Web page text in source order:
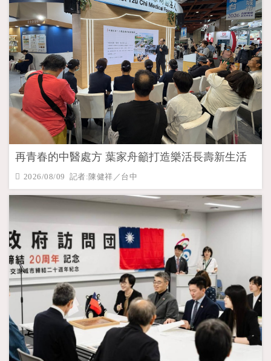
再青春的中醫處方 葉家舟籲打造樂活長壽新生活
2026/08/09 記者:陳健祥／台中